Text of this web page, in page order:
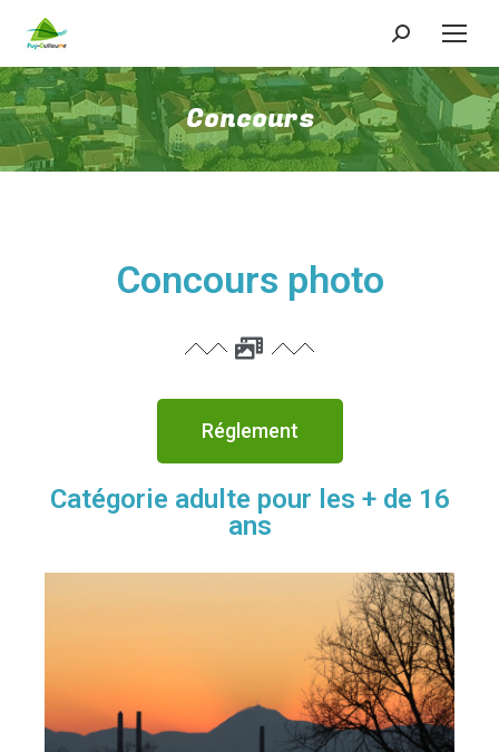
Concours
Concours photo
Réglement
Catégorie adulte pour les + de 16
ans